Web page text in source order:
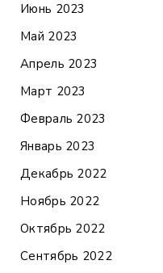
Июнь 2023
Май 2023
Апрель 2023
Март 2023
Февраль 2023
Январь 2023
Декабрь 2022
Ноябрь 2022
Октябрь 2022
Сентябрь 2022